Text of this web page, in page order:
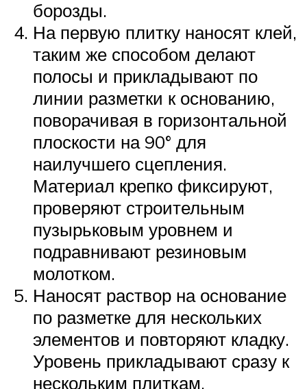
борозды.
На первую плитку наносят клей,
таким же способом делают
полосы и прикладывают по
линии разметки к основанию,
поворачивая в горизонтальной
плоскости на 90° для
наилучшего сцепления.
Материал крепко фиксируют,
проверяют строительным
пузырьковым уровнем и
подравнивают резиновым
молотком.
Наносят раствор на основание
по разметке для нескольких
элементов и повторяют кладку.
Уровень прикладывают сразу к
нескольким плиткам.